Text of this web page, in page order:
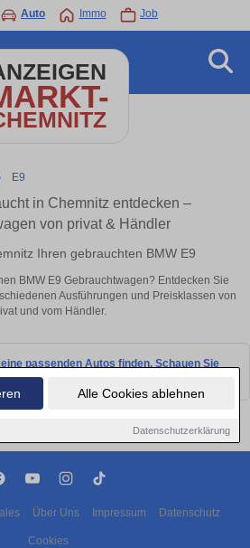
Alle Cookies ablehnen
Datenschutzerklärung
Auto Immo Job
E9
in Chemnitz entdecken –
von privat & Händler
Ihren gebrauchten BMW E9
BMW E9 Gebrauchtwagen? Entdecken Sie
Ausführungen und Preisklassen von
und vom Händler.
passenden Autos finden. Schauen Sie
Über Uns Impressum Datenschutz
Cookies